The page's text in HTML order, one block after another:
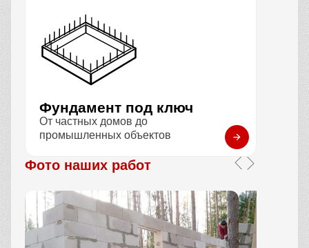
Фундамент под ключ
От частных домов до
промышленных объектов
Фото наших работ